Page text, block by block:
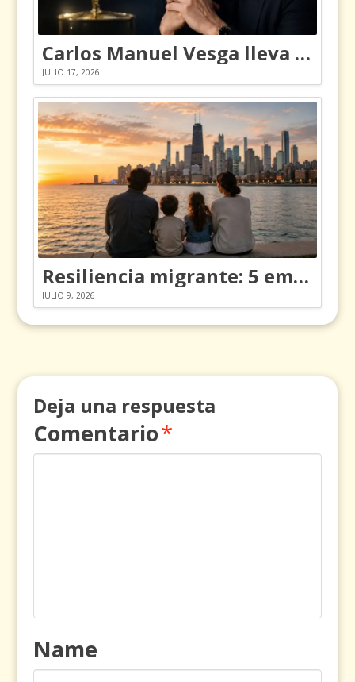
Carlos Manuel Vesga lleva el nombre de Colombia a los Emmy
JULIO 17, 2026
Resiliencia migrante: 5 emociones y cómo gestionarlas
JULIO 9, 2026
Deja una respuesta
Comentario*
Name